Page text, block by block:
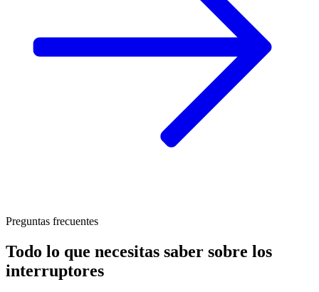
Preguntas frecuentes
Todo lo que necesitas saber sobre los
interruptores